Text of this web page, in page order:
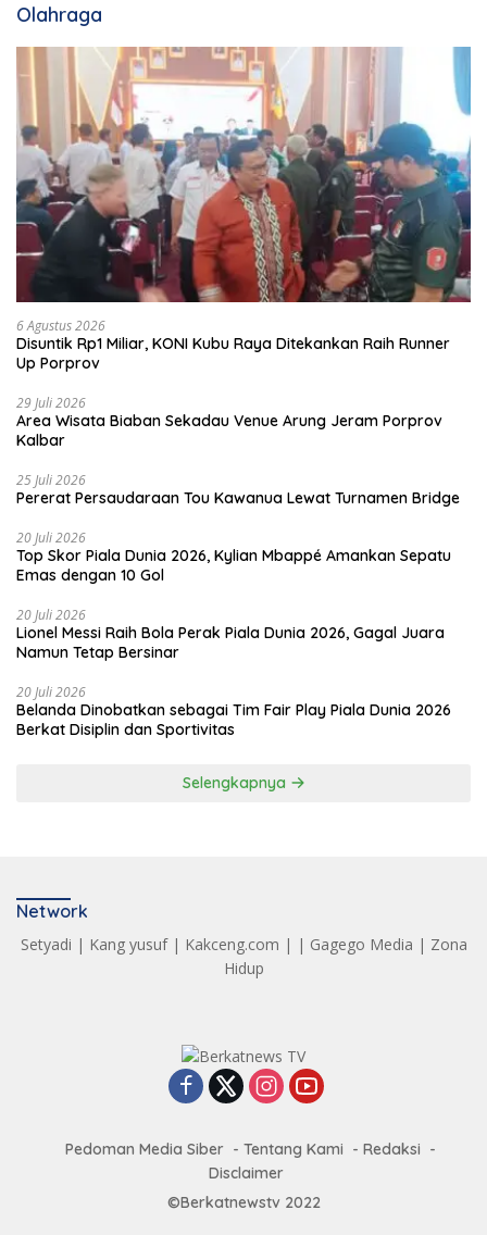
Olahraga
6 Agustus 2026
Disuntik Rp1 Miliar, KONI Kubu Raya Ditekankan Raih Runner
Up Porprov
29 Juli 2026
Area Wisata Biaban Sekadau Venue Arung Jeram Porprov
Kalbar
25 Juli 2026
Pererat Persaudaraan Tou Kawanua Lewat Turnamen Bridge
20 Juli 2026
Top Skor Piala Dunia 2026, Kylian Mbappé Amankan Sepatu
Emas dengan 10 Gol
20 Juli 2026
Lionel Messi Raih Bola Perak Piala Dunia 2026, Gagal Juara
Namun Tetap Bersinar
20 Juli 2026
Belanda Dinobatkan sebagai Tim Fair Play Piala Dunia 2026
Berkat Disiplin dan Sportivitas
Selengkapnya
Network
Setyadi | Kang yusuf| Kakceng.com | | Gagego Media | Zona
Hidup
Pedoman Media Siber Tentang Kami
Redaksi
Disclaimer
©Berkatnewstv 2022